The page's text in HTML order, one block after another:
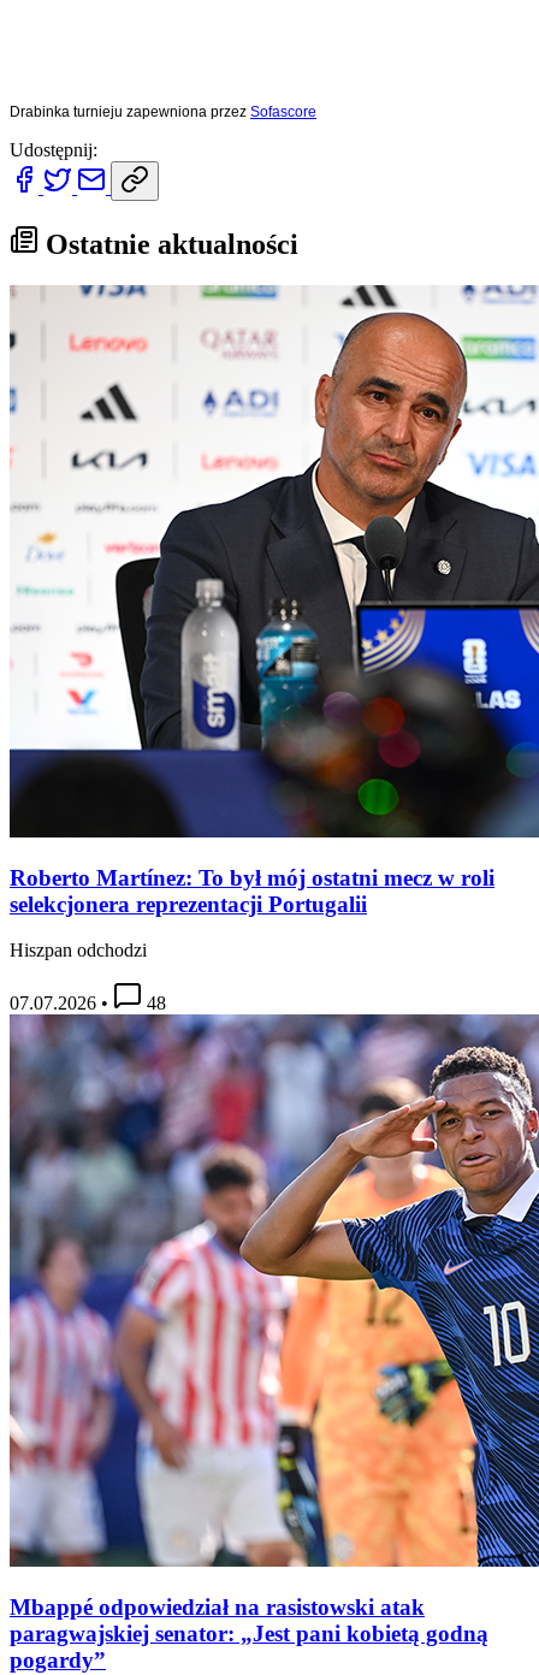
Drabinka turnieju zapewniona przez Sofascore
Udostępnij:
Ostatnie aktualności
Roberto Martínez: To był mój ostatni mecz w roli
selekcjonera reprezentacji Portugalii
Hiszpan odchodzi
07.07.2026 • 48
Mbappé odpowiedział na rasistowski atak
paragwajskiej senator: „Jest pani kobietą godną
pogardy”